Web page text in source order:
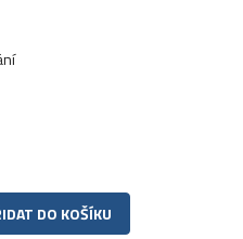
DO KOŠÍKU